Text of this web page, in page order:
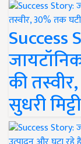
की
सुधरी